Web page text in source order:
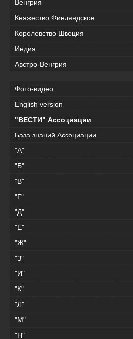
Венгрия
Княжество Финляндское
Королевство Швеция
Индия
Австро-Венгрия
Фото-видео
English version
"ВЕСТИ" Ассоциации
База знаний Ассоциации
"А"
"Б"
"В"
"Г"
"Д"
"Е"
"Ж"
"З"
"И"
"К"
"Л"
"М"
"Н"